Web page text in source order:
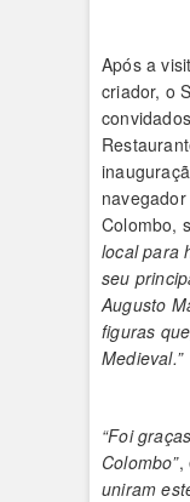
Após a
criador, o
Colombo,
local para
seu
Augusto
figuras
Medieval.”
“Foi
Colombo”,
uniram